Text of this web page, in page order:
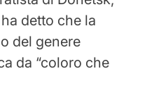
detto che la
del genere
da “coloro che